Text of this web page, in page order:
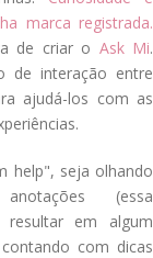
marca registrada.
de criar o Ask Mi.
de interação entre
ajudá-los com as
help", seja olhando
(essa
resultar em algum
com dicas